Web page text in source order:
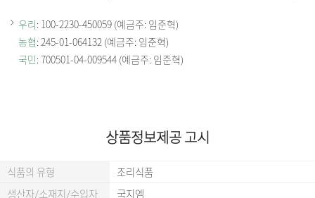
우리: 100-2230-450059 (예금주: 임준혁)
농협: 245-01-064132 (예금주: 임준혁)
국민: 700501-04-009544 (예금주: 임준혁)
상품정보제공 고시
식품의 유형
조리식품
생산자/소재지/수입자
국지엠